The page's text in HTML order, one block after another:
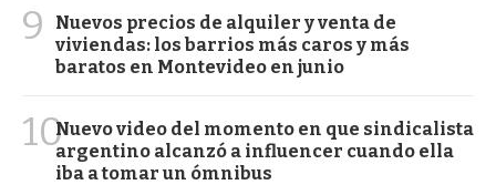
9
Nuevos precios de alquiler y venta de
viviendas: los barrios más caros y más
baratos en Montevideo en junio
10Nuevo video del momento en que sindicalista
argentino alcanzó a influencer cuando ella
iba a tomar un ómnibus